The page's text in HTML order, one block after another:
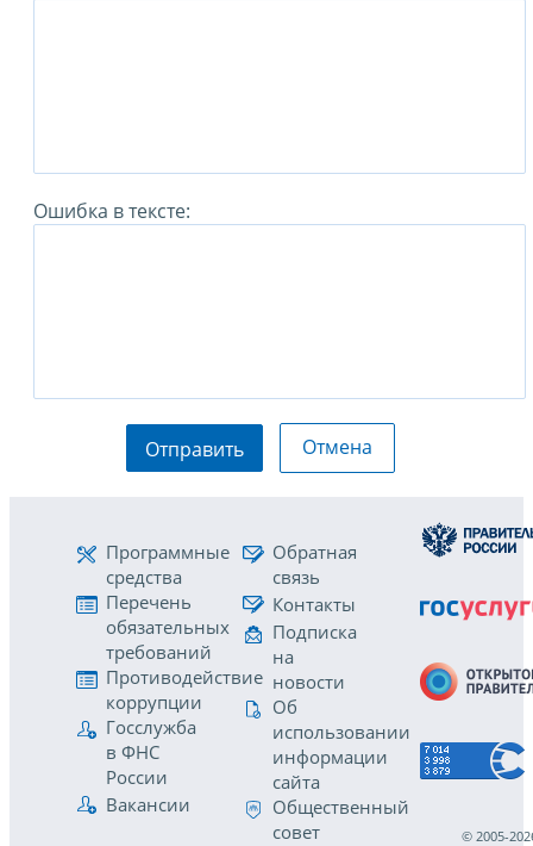
Ошибка в тексте:
Отправить Отмена
Программные
средства
Перечень
обязательных
требований
Противодействие
коррупции
Госслужба
в ФНС
России
Вакансии
Обратная
связь
Контакты
Подписка
на
новости
Об
использовании
информации
сайта
Общественный
совет
© 2005-